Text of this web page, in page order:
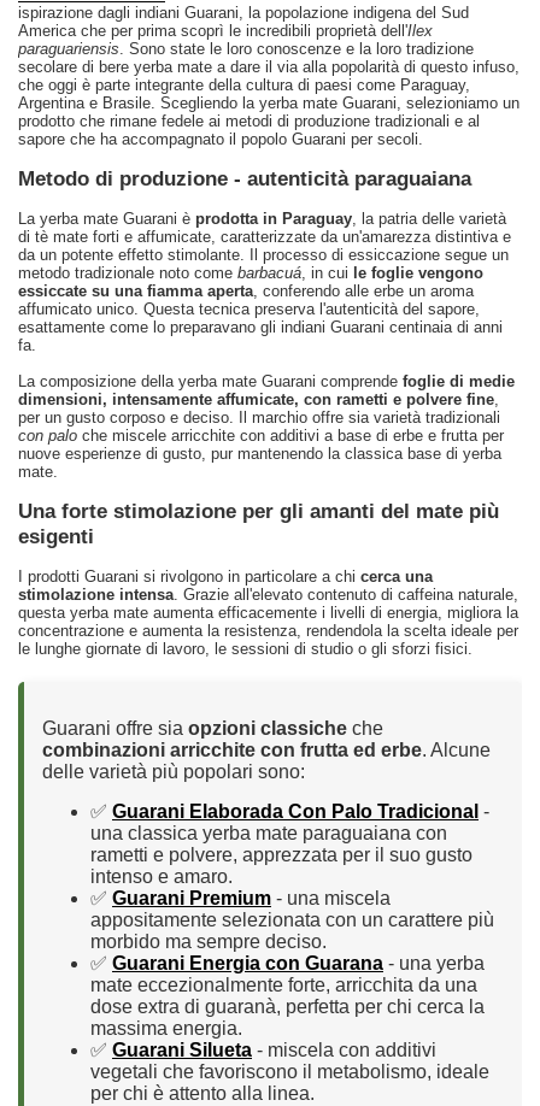
ispirazione dagli indiani Guarani, la popolazione indigena del Sud
America che per prima scoprì le incredibili proprietà dell'Ilex
paraguariensis. Sono state le loro conoscenze e la loro tradizione
secolare di bere yerba mate a dare il via alla popolarità di questo infuso,
che oggi è parte integrante della cultura di paesi come Paraguay,
Argentina e Brasile. Scegliendo la yerba mate Guarani, selezioniamo un
prodotto che rimane fedele ai metodi di produzione tradizionali e al
sapore che ha accompagnato il popolo Guarani per secoli.
Metodo di produzione - autenticità paraguaiana
La yerba mate Guarani è prodotta in Paraguay, la patria delle varietà
di tè mate forti e affumicate, caratterizzate da un'amarezza distintiva e
da un potente effetto stimolante. Il processo di essiccazione segue un
metodo tradizionale noto come barbacuá, in cui le foglie vengono
essiccate su una fiamma aperta, conferendo alle erbe un aroma
affumicato unico. Questa tecnica preserva l'autenticità del sapore,
esattamente come lo preparavano gli indiani Guarani centinaia di anni
fa.
La composizione della yerba mate Guarani comprende foglie di medie
dimensioni, intensamente affumicate, con rametti e polvere fine,
per un gusto corposo e deciso. Il marchio offre sia varietà tradizionali
con palo che miscele arricchite con additivi a base di erbe e frutta per
nuove esperienze di gusto, pur mantenendo la classica base di yerba
mate.
Una forte stimolazione per gli amanti del mate più
esigenti
I prodotti Guarani si rivolgono in particolare a chi cerca una
stimolazione intensa. Grazie all'elevato contenuto di caffeina naturale,
questa yerba mate aumenta efficacemente i livelli di energia, migliora la
concentrazione e aumenta la resistenza, rendendola la scelta ideale per
le lunghe giornate di lavoro, le sessioni di studio o gli sforzi fisici.
Guarani offre sia opzioni classiche che
combinazioni arricchite con frutta ed erbe. Alcune
delle varietà più popolari sono:
✅ Guarani Elaborada Con Palo Tradicional -
una classica yerba mate paraguaiana con
rametti e polvere, apprezzata per il suo gusto
intenso e amaro.
✅ Guarani Premium - una miscela
appositamente selezionata con un carattere più
morbido ma sempre deciso.
✅ Guarani Energia con Guarana - una yerba
mate eccezionalmente forte, arricchita da una
dose extra di guaranà, perfetta per chi cerca la
massima energia.
✅ Guarani Silueta - miscela con additivi
vegetali che favoriscono il metabolismo, ideale
per chi è attento alla linea.